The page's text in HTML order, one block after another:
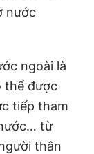
nước
ngoài là
thể được
tiếp tham
từ
thân